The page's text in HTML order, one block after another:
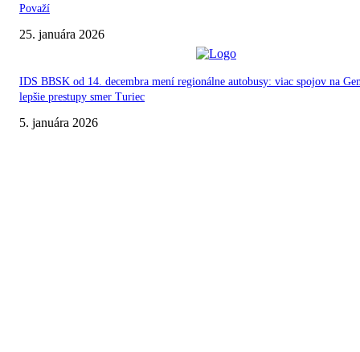
Považí
25. januára 2026
IDS BBSK od 14. decembra mení regionálne autobusy: viac spojov na
lepšie prestupy smer Turiec
5. januára 2026